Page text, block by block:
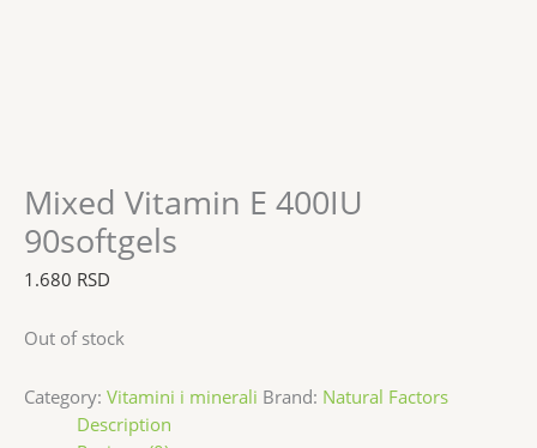
Mixed Vitamin E 400IU
90softgels
1.680 RSD
Out of stock
Category: Vitamini i minerali Brand: Natural Factors
Description